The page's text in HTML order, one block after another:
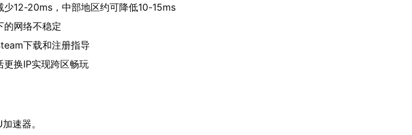
少12-20ms，中部地区约可降低10-15ms
的网络不稳定
下载和注册指导
更换IP实现跨区畅玩
速器。